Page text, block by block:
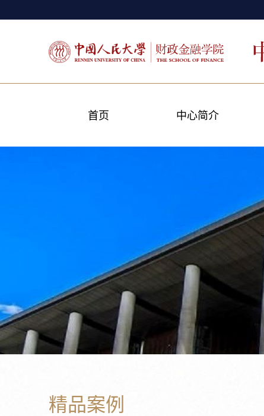
首页 中心简介
精品案例